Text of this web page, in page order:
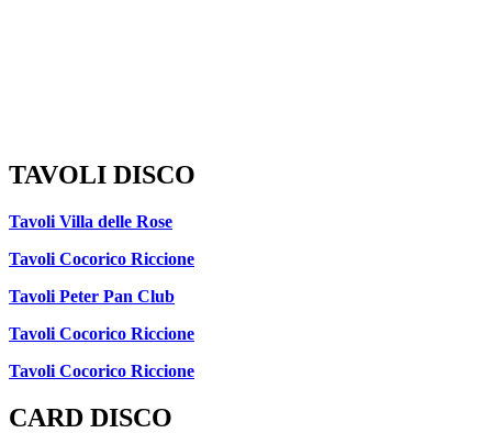
TAVOLI DISCO
Tavoli Villa delle Rose
Tavoli Cocorico Riccione
Tavoli Peter Pan Club
Tavoli Cocorico Riccione
Tavoli Cocorico Riccione
CARD DISCO